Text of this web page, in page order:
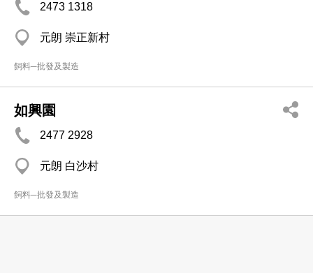
2473 1318
元朗 崇正新村
飼料─批發及製造
如興園
2477 2928
元朗 白沙村
飼料─批發及製造